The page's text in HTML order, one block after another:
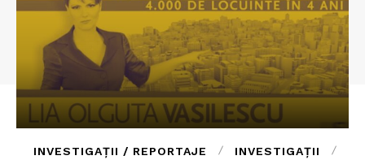
INVESTIGAȚII / REPORTAJE
INVESTIGAȚII